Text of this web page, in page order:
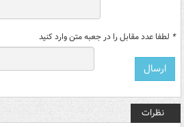
* لطفا عدد مقابل را در جعبه متن وارد کنید
نظرات